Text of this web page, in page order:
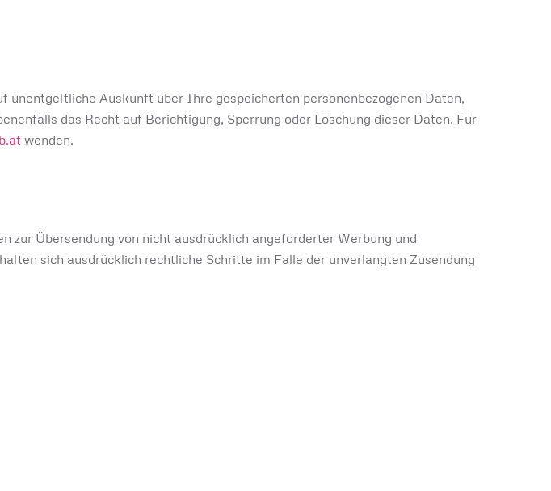
unentgeltliche Auskunft über Ihre gespeicherten personenbezogenen Daten,
das Recht auf Berichtigung, Sperrung oder Löschung dieser Daten. Für
wenden.
Übersendung von nicht ausdrücklich angeforderter Werbung und
sich ausdrücklich rechtliche Schritte im Falle der unverlangten Zusendung